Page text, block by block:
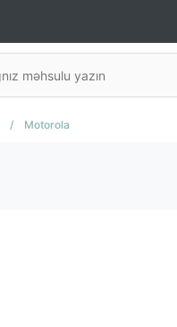
/ Motorola